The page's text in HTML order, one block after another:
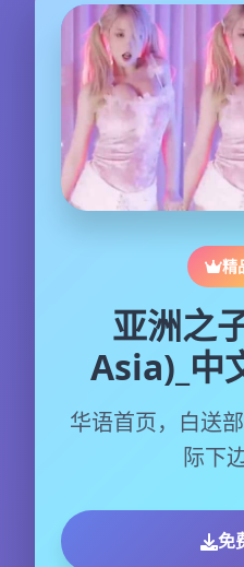
精
亚洲之
Asia)_中
华语首页，白送
际下
免